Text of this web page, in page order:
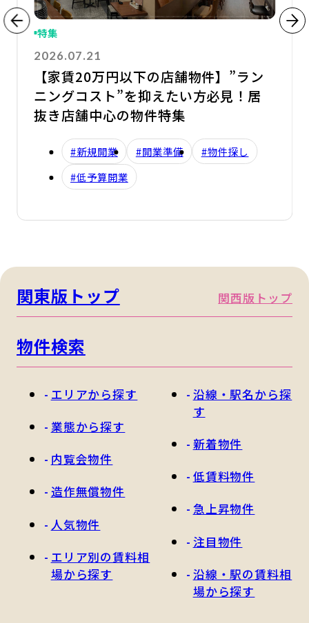
特集
2026.07.21
【家賃20万円以下の店舗物件】”ラン
ニングコスト”を抑えたい方必見！居
抜き店舗中心の物件特集
#新規開業 #開業準備
#物件探し
#低予算開業
関東版トップ 関西版トップ
物件検索
エリアから探す
業態から探す
内覧会物件
造作無償物件
人気物件
エリア別の賃料相
場から探す
沿線・駅名から探
す
新着物件
低賃料物件
急上昇物件
注目物件
沿線・駅の賃料相
場から探す